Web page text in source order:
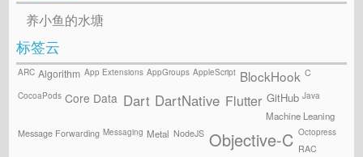
养小鱼的水塘
标签云
ARC Algorithm App Extensions AppGroups AppleScript BlockHook C
CocoaPods Core Data Dart DartNative Flutter GitHub Java
Machine Leaning
Message Forwarding Messaging Metal NodeJS Objective-C Octopress
RAC